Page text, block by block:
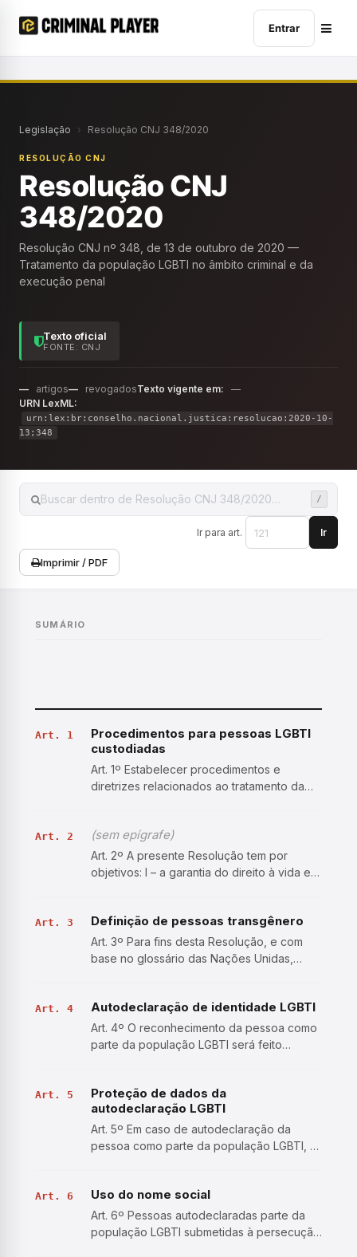
Entrar
Legislação › Resolução CNJ 348/2020
RESOLUÇÃO CNJ
Resolução CNJ
348/2020
Resolução CNJ nº 348, de 13 de outubro de 2020 —
Tratamento da população LGBTI no âmbito criminal e da
execução penal
Texto oficial
FONTE: CNJ
— artigos— revogadosTexto vigente em:
—
URN LexML:
urn:lex:br:conselho.nacional.justica:resolucao:2020-10-
13;348
Ir para art. Ir
Imprimir / PDF
SUMÁRIO
Art. 1
Procedimentos para pessoas LGBTI
custodiadas
Art. 1º Estabelecer procedimentos e
diretrizes relacionados ao tratamento da
esteja custodiada, acusada, ré,
condenada, privada de liberdade…
Art. 2 (sem epígrafe)
Art. 2º A presente Resolução tem por
objetivos: I – a garantia do direito à vida e à
sexual, segurança do corpo, liberdade de
expressão da iden…
Art. 3 Definição de pessoas transgênero
Art. 3º Para fins desta Resolução, e com
base no glossário das Nações Unidas,
ampla de identidades de gênero cujas
aparências e características …
Art. 4 Autodeclaração de identidade LGBTI
Art. 4º O reconhecimento da pessoa como
parte da população LGBTI será feito
pelo magistrado em audiência, em qualquer
fase do procedimento penal, incluind…
Art. 5
Proteção de dados da
autodeclaração LGBTI
Art. 5º Em caso de autodeclaração da
pessoa como parte da população LGBTI, o
informatizados, que deverão assegurar a
proteção de seus dados pessoais e o ple…
Art. 6 Uso do nome social
Art. 6º Pessoas autodeclaradas parte da
população LGBTI submetidas à persecução